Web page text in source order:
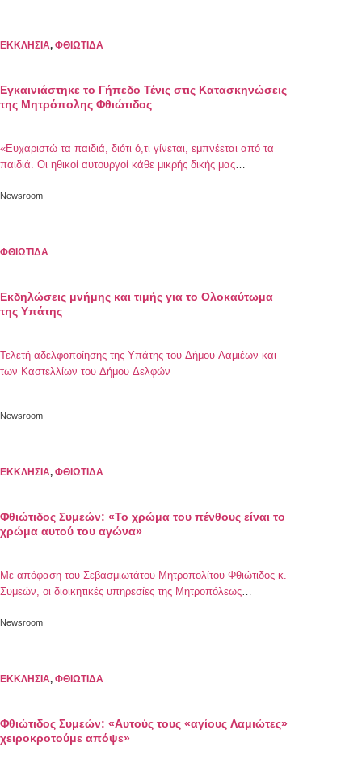
ΕΚΚΛΗΣΙΑ, ΦΘΙΩΤΙΔΑ
Εγκαινιάστηκε το Γήπεδο Τένις στις Κατασκηνώσεις
της Μητρόπολης Φθιώτιδος
«Ευχαριστώ τα παιδιά, διότι ό,τι γίνεται, εμπνέεται από τα
παιδιά. Οι ηθικοί αυτουργοί κάθε μικρής δικής μας
χρειάζονται, γιατί τα παιδιά το θέλουν , γιατί τα παιδιά το
[…]
Newsroom
ΦΘΙΩΤΙΔΑ
Εκδηλώσεις μνήμης και τιμής για το Ολοκαύτωμα
της Υπάτης
Τελετή αδελφοποίησης της Υπάτης του Δήμου Λαμιέων και
των Καστελλίων του Δήμου Δελφών
Newsroom
ΕΚΚΛΗΣΙΑ, ΦΘΙΩΤΙΔΑ
Φθιώτιδος Συμεών: «Το χρώμα του πένθους είναι το
χρώμα αυτού του αγώνα»
Με απόφαση του Σεβασμιωτάτου Μητροπολίτου Φθιώτιδος κ.
Συμεών, οι διοικητικές υπηρεσίες της Μητροπόλεως
Newsroom
ΕΚΚΛΗΣΙΑ, ΦΘΙΩΤΙΔΑ
Φθιώτιδος Συμεών: «Αυτούς τους «αγίους Λαμιώτες»
χειροκροτούμε απόψε»